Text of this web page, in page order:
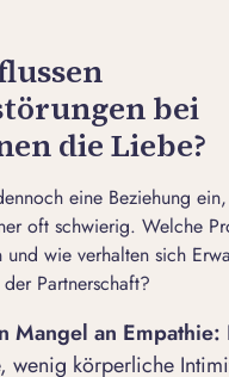
bei
die Liebe?
eine Beziehung
oft schwierig. Welche
und wie verhalten sich
Partnerschaft?
Mangel an Empathie:
wenig körperliche